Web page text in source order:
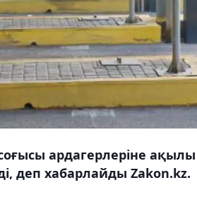
ардагерлеріне
деп хабарлайды Zakon.kz.